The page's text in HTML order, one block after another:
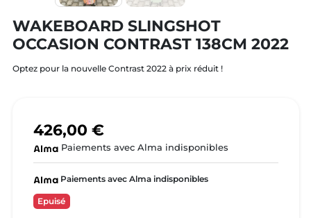
WAKEBOARD SLINGSHOT
OCCASION CONTRAST 138CM 2022
Optez pour la nouvelle Contrast 2022 à prix réduit !
426,00 €
Paiements avec Alma indisponibles
Paiements avec Alma indisponibles
Epuisé